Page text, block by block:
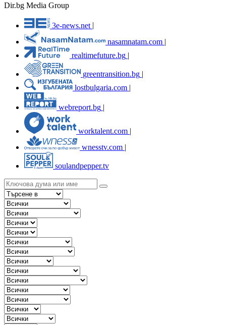
Dir.bg Media Group
3e-news.net
nasamnatam.com |
realtimefuture.bg |
greentransition.bg |
lostbulgaria.com |
webreport.bg
worktalent.com |
wnesstv.com |
soulandpepper.tv